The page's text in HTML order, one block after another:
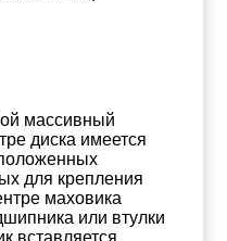
массивный
диска имеется
для крепления
маховика
или втулки